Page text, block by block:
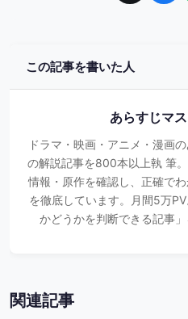
この記事を書いた人
あらすじマ
ドラマ・映画・アニメ・漫画
の解説記事を800本以上執 筆
情報・原作を確認し、正確で
を徹底しています。月間5万
かどうかを判断できる記事
関連記事